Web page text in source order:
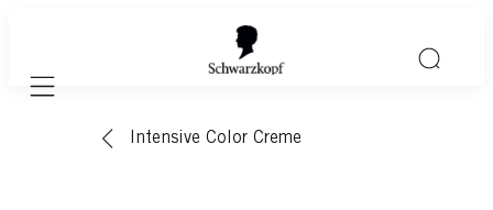
Mobile navigation
Intensive Color Creme